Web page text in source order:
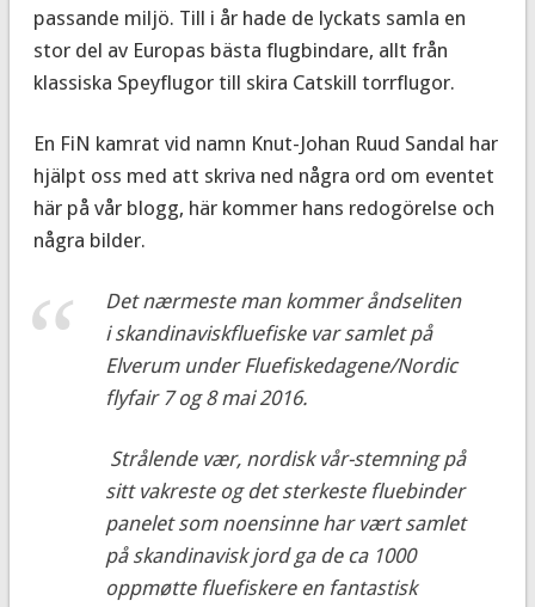
passande miljö. Till i år hade de lyckats samla en
stor del av Europas bästa flugbindare, allt från
klassiska Speyflugor till skira Catskill torrflugor.
En FiN kamrat vid namn Knut-Johan Ruud Sandal har
hjälpt oss med att skriva ned några ord om eventet
här på vår blogg, här kommer hans redogörelse och
några bilder.
Det nærmeste man kommer åndseliten
i skandinaviskfluefiske var samlet på
Elverum under Fluefiskedagene/Nordic
flyfair 7 og 8 mai 2016.
Strålende vær, nordisk vår-stemning på
sitt vakreste og det sterkeste fluebinder
panelet som noensinne har vært samlet
på skandinavisk jord ga de ca 1000
oppmøtte fluefiskere en fantastisk